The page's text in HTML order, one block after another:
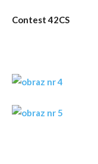
Contest 42CS